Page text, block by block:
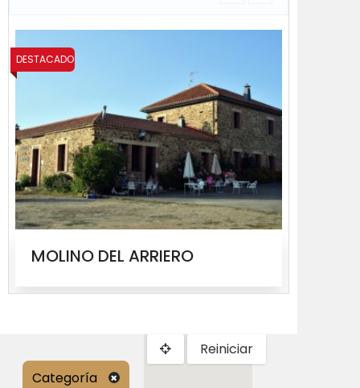
DESTACADO
MOLINO DEL ARRIERO
Categoría
Reiniciar